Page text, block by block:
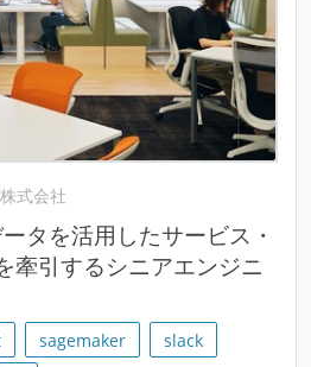
式会社
タを活用したサービス・
牽引するシニアエンジニ
sagemaker
slack